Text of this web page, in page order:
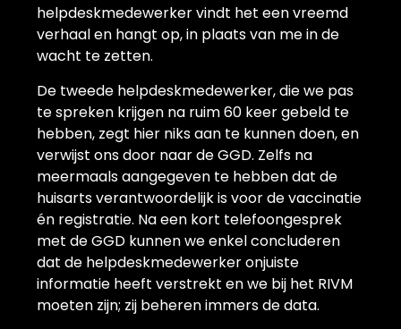
helpdeskmedewerker vindt het een vreemd
verhaal en hangt op, in plaats van me in de
wacht te zetten.
De tweede helpdeskmedewerker, die we pas
te spreken krijgen na ruim 60 keer gebeld te
hebben, zegt hier niks aan te kunnen doen, en
verwijst ons door naar de GGD. Zelfs na
meermaals aangegeven te hebben dat de
huisarts verantwoordelijk is voor de vaccinatie
én registratie. Na een kort telefoongesprek
met de GGD kunnen we enkel concluderen
dat de helpdeskmedewerker onjuiste
informatie heeft verstrekt en we bij het RIVM
moeten zijn; zij beheren immers de data.